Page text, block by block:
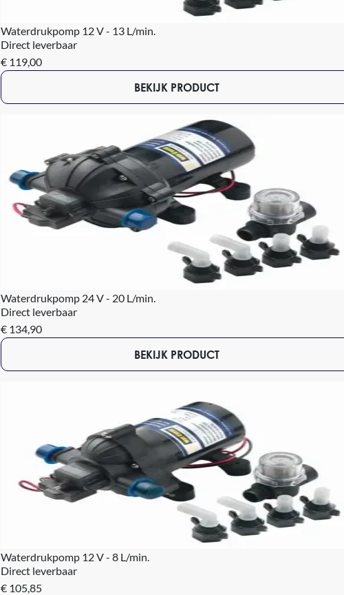
Waterdrukpomp 12 V - 13 L/min.
Direct leverbaar
€ 119,00
BEKIJK PRODUCT
Waterdrukpomp 24 V - 20 L/min.
Direct leverbaar
€ 134,90
BEKIJK PRODUCT
Waterdrukpomp 12 V - 8 L/min.
Direct leverbaar
€ 105,85